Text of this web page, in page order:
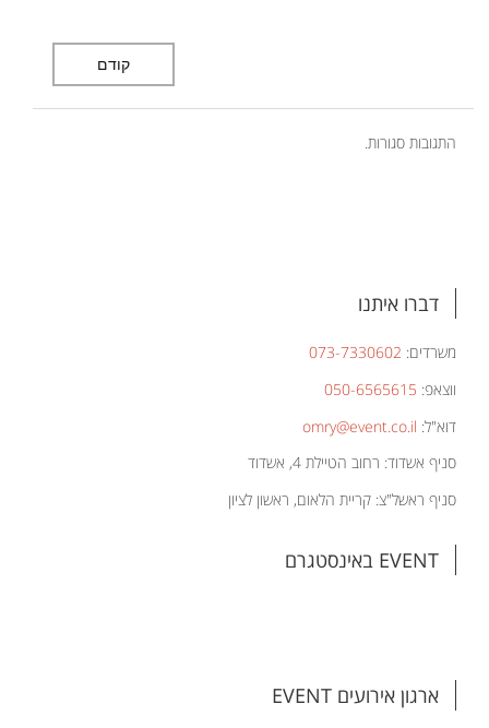
קודם
התגובות סגורות.
דברו איתנו
משרדים: 073-7330602
ווצאפ: 050-6565615
דוא"ל: omry@event.co.il
סניף אשדוד: רחוב הטיילת 4, אשדוד
סניף ראשל"צ: קריית הלאום, ראשון לציון
EVENT באינסטגרם
ארגון אירועים EVENT